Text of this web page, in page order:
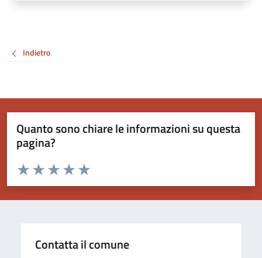
Indietro
Quanto sono chiare le informazioni su questa
pagina?
Valuta da 1 a 5 stelle la pagina
Valuta 5 stelle su 5
Valuta 4 stelle su 5
Valuta 3 stelle su 5
Valuta 2 stelle su 5
Valuta 1 stelle su 5
Contatta il comune